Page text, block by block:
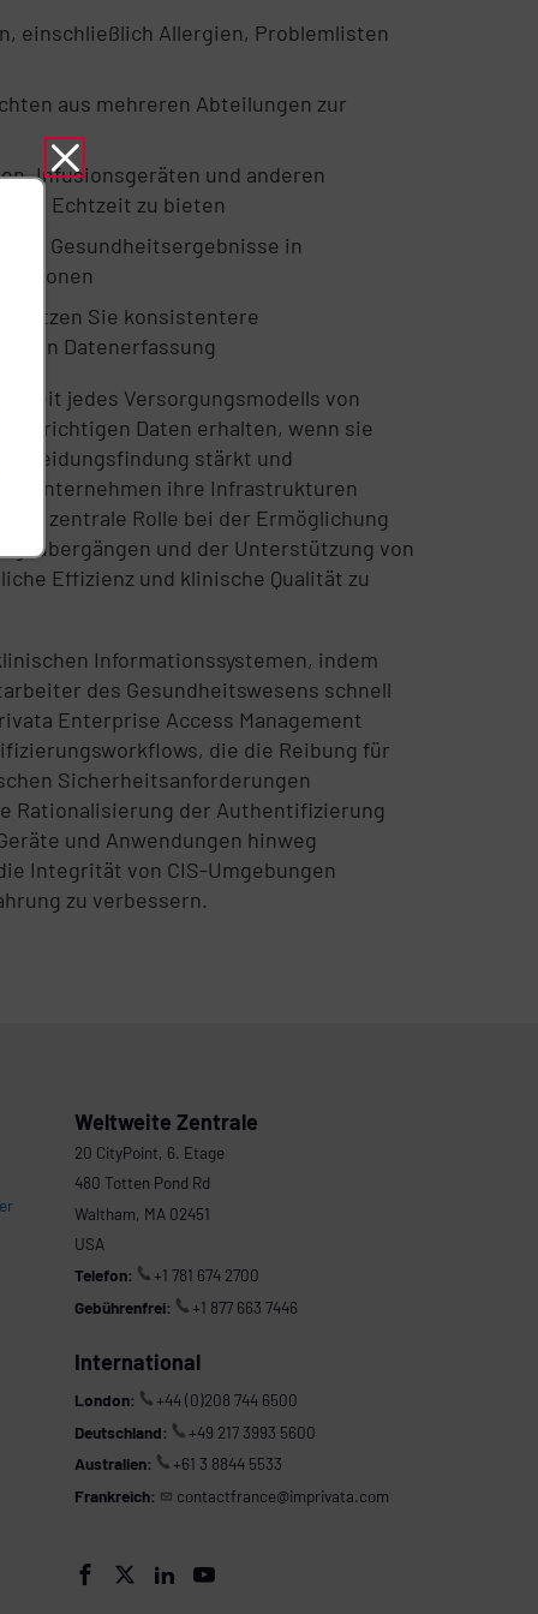
einschließlich Allergien, Problemlisten
aus mehreren Abteilungen zur
Infusionsgeräten und anderen
in Echtzeit zu bieten
Gesundheitsergebnisse in
Sie konsistentere
Datenerfassung
jedes Versorgungsmodells von
richtigen Daten erhalten, wenn sie
stärkt und
Unternehmen ihre Infrastrukturen
zentrale Rolle bei der Ermöglichung
und der Unterstützung von
Effizienz und klinische Qualität zu
Informationssystemen, indem
des Gesundheitswesens schnell
Enterprise Access Management
die die Reibung für
Sicherheitsanforderungen
Rationalisierung der Authentifizierung
und Anwendungen hinweg
Integrität von CIS-Umgebungen
zu verbessern.
Weltweite Zentrale
20 CityPoint, 6. Etage
480 Totten Pond Rd
Waltham, MA 02451
USA
Telefon:
+1 781 674 2700
Gebührenfrei:
+1 877 663 7446
International
London:
+44 (0)208 744 6500
Deutschland:
+49 217 3993 5600
Australien:
+61 3 8844 5533
Frankreich:
contactfrance@imprivata.com
   